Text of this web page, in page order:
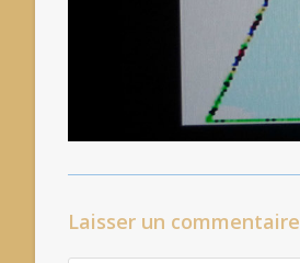
Laisser un commentaire